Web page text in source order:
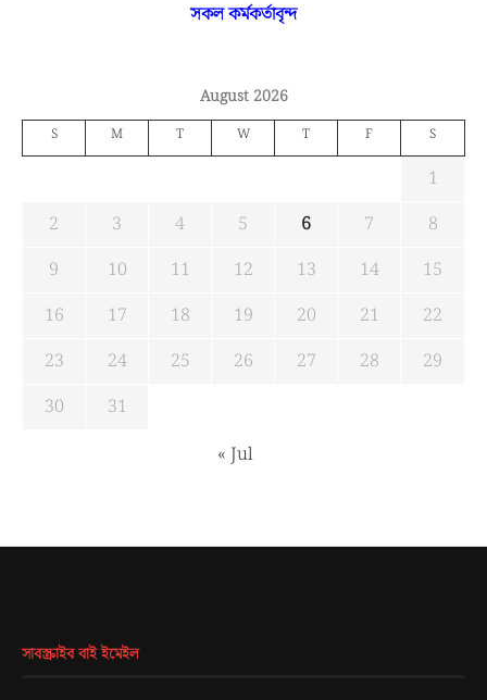
সকল কর্মকর্তাবৃন্দ
August 2026
S M T W T F S
1
2
3 4 5 6 7
8
9
10 11 12 13 14
15
16
17 18 19 20 21
22
23
24 25 26 27 28
29
30
31
« Jul
সাবস্ক্রাইব বাই ইমেইল